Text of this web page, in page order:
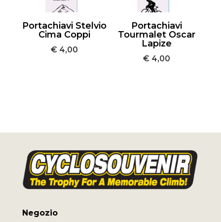
Portachiavi Stelvio
Cima Coppi
€ 4,00
Portachiavi
Tourmalet Oscar
Lapize
€ 4,00
Negozio